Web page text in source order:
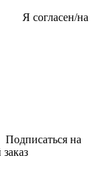
Я согласен/на
Подписаться на